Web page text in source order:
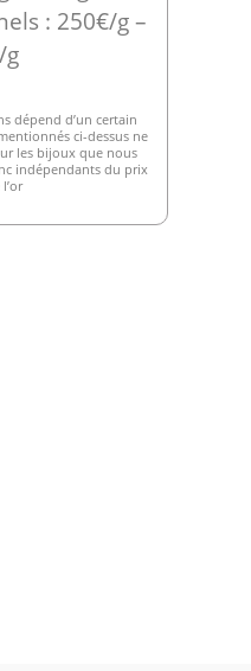
: 250€/g –
g
dépend d’un certain
ci-dessus ne
les bijoux que nous
indépendants du prix